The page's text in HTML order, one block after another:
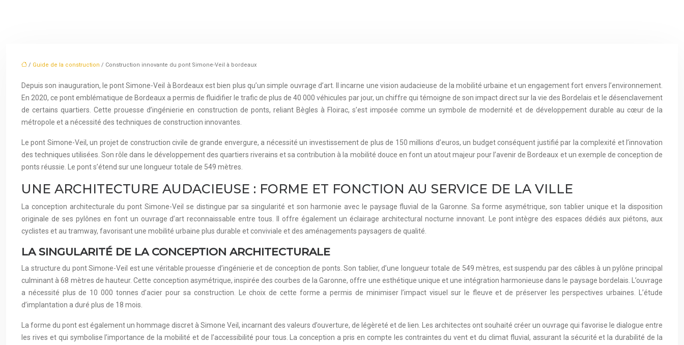
/ Guide de la construction / Construction innovante du pont Simone-Veil à bordeaux
Depuis son inauguration, le pont Simone-Veil à Bordeaux est bien plus qu’un simple ouvrage d’art. Il incarne une vision audacieuse de la mobilité urbaine et un engagement fort envers l’environnement.
En 2020, ce pont emblématique de Bordeaux a permis de fluidifier le trafic de plus de 40 000 véhicules par jour, un chiffre qui témoigne de son impact direct sur la vie des Bordelais et le désenclavement
de certains quartiers. Cette prouesse d’ingénierie en construction de ponts, reliant Bègles à Floirac, s’est imposée comme un symbole de modernité et de développement durable au cœur de la
métropole et a nécessité des techniques de construction innovantes.
Le pont Simone-Veil, un projet de construction civile de grande envergure, a nécessité un investissement de plus de 150 millions d’euros, un budget conséquent justifié par la complexité et l’innovation
des techniques utilisées. Son rôle dans le développement des quartiers riverains et sa contribution à la mobilité douce en font un atout majeur pour l’avenir de Bordeaux et un exemple de conception de
ponts réussie. Le pont s’étend sur une longueur totale de 549 mètres.
UNE ARCHITECTURE AUDACIEUSE : FORME ET FONCTION AU SERVICE DE LA VILLE
La conception architecturale du pont Simone-Veil se distingue par sa singularité et son harmonie avec le paysage fluvial de la Garonne. Sa forme asymétrique, son tablier unique et la disposition
originale de ses pylônes en font un ouvrage d’art reconnaissable entre tous. Il offre également un éclairage architectural nocturne innovant. Le pont intègre des espaces dédiés aux piétons, aux
cyclistes et au tramway, favorisant une mobilité urbaine plus durable et conviviale et des aménagements paysagers de qualité.
LA SINGULARITÉ DE LA CONCEPTION ARCHITECTURALE
La structure du pont Simone-Veil est une véritable prouesse d’ingénierie et de conception de ponts. Son tablier, d’une longueur totale de 549 mètres, est suspendu par des câbles à un pylône principal
culminant à 68 mètres de hauteur. Cette conception asymétrique, inspirée des courbes de la Garonne, offre une esthétique unique et une intégration harmonieuse dans le paysage bordelais. L’ouvrage
a nécessité plus de 10 000 tonnes d’acier pour sa construction. Le choix de cette forme a permis de minimiser l’impact visuel sur le fleuve et de préserver les perspectives urbaines. L’étude
d’implantation a duré plus de 18 mois.
La forme du pont est également un hommage discret à Simone Veil, incarnant des valeurs d’ouverture, de légèreté et de lien. Les architectes ont souhaité créer un ouvrage qui favorise le dialogue entre
les rives et qui symbolise l’importance de la mobilité et de l’accessibilité pour tous. La conception a pris en compte les contraintes du vent et du climat fluvial, assurant la sécurité et la durabilité de la